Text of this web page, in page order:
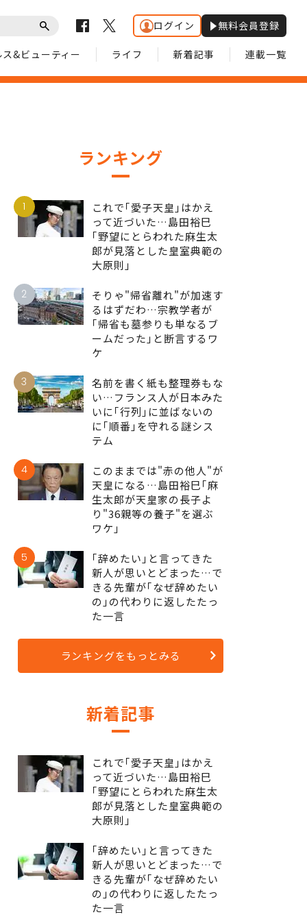
ログイン 無料会員登録
ス&ビューティー ライフ 新着記事 連載一覧
ランキング
1
これで｢愛子天皇｣はかえ
って近づいた…島田裕巳
｢野望にとらわれた麻生太
郎が見落とした皇室典範の
大原則｣
2
そりゃ"帰省離れ"が加速す
るはずだわ…宗教学者が
｢帰省も墓参りも単なるブ
ームだった｣と断言するワ
ケ
3
名前を書く紙も整理券もな
い…フランス人が日本みた
いに｢行列｣に並ばないの
に｢順番｣を守れる謎シス
テム
4
このままでは"赤の他人"が
天皇になる…島田裕巳｢麻
生太郎が天皇家の長子よ
り"36親等の養子"を選ぶ
ワケ｣
5
｢辞めたい｣と言ってきた
新人が思いとどまった…で
きる先輩が｢なぜ辞めたい
の｣の代わりに返したたっ
た一言
ランキングをもっとみる
新着記事
これで｢愛子天皇｣はかえ
って近づいた…島田裕巳
｢野望にとらわれた麻生太
郎が見落とした皇室典範の
大原則｣
｢辞めたい｣と言ってきた
新人が思いとどまった…で
きる先輩が｢なぜ辞めたい
の｣の代わりに返したたっ
た一言